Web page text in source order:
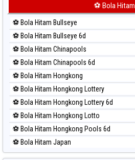
⚽ Bola Merah Kuda Lari
⚽ Bola Merah Magnum Cambodia
⚽ Bola Merah Nagoya
⚽ Bola Merah North Carolina Day
⚽ Bola Merah Pcso
⚽ Bola Merah Sao Paulo
⚽ Bola Merah Singapore
⚽ Bola Merah Sydney
⚽ Bola Merah Sydney Lottery
⚽ Bola Merah Sydney Lottery 6d
⚽ Bola Merah Sydney Lotto
⚽ Bola Hitam
⚽ Bola Hitam Bullseye
⚽ Bola Hitam Bullseye 6d
⚽ Bola Hitam Chinapools
⚽ Bola Hitam Chinapools 6d
⚽ Bola Hitam Hongkong
⚽ Bola Hitam Hongkong Lottery
⚽ Bola Hitam Hongkong Lottery 6d
⚽ Bola Hitam Hongkong Lotto
⚽ Bola Hitam Hongkong Pools 6d
⚽ Bola Hitam Japan
⚽ Bola Hitam Japan 6d